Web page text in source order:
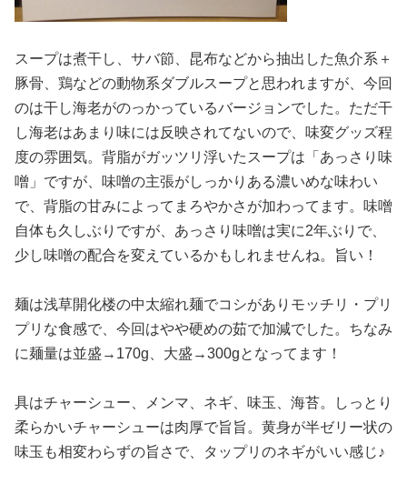
スープは煮干し、サバ節、昆布などから抽出した魚介系＋
豚骨、鶏などの動物系ダブルスープと思われますが、今回
のは干し海老がのっかっているバージョンでした。ただ干
し海老はあまり味には反映されてないので、味変グッズ程
度の雰囲気。背脂がガッツリ浮いたスープは「あっさり味
噌」ですが、味噌の主張がしっかりある濃いめな味わい
で、背脂の甘みによってまろやかさが加わってます。味噌
自体も久しぶりですが、あっさり味噌は実に2年ぶりで、
少し味噌の配合を変えているかもしれませんね。旨い！
麺は浅草開化楼の中太縮れ麺でコシがありモッチリ・プリ
プリな食感で、今回はやや硬めの茹で加減でした。ちなみ
に麺量は並盛→170g、大盛→300gとなってます！
具はチャーシュー、メンマ、ネギ、味玉、海苔。しっとり
柔らかいチャーシューは肉厚で旨旨。黄身が半ゼリー状の
味玉も相変わらずの旨さで、タップリのネギがいい感じ♪